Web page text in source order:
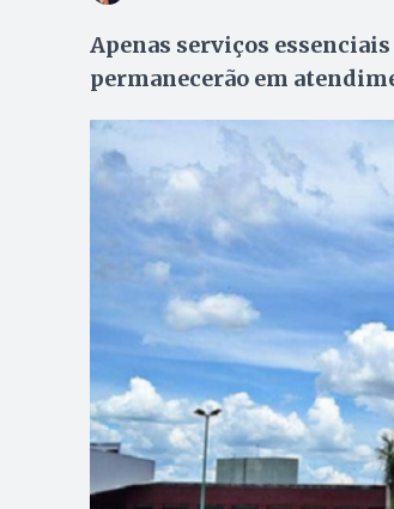
Apenas serviços
permanecerão em